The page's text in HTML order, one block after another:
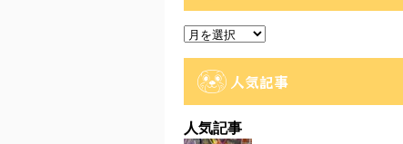
ア
人気記事
人気記事